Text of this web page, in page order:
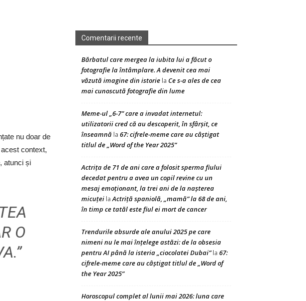
nu doar de
context,
atunci și
O
Comentarii recente
Bărbatul care mergea la iubita lui a făcut o
fotografie la întâmplare. A devenit cea mai
văzută imagine din istorie la Ce s-a ales de cea
mai cunoscută fotografie din lume
Meme-ul „6-7” care a invadat internetul:
utilizatorii cred că au descoperit, în sfârșit, ce
înseamnă la 67: cifrele-meme care au câștigat
titlul de „Word of the Year 2025”
Actrița de 71 de ani care a folosit sperma fiului
decedat pentru a avea un copil revine cu un
mesaj emoționant, la trei ani de la nașterea
micuței laActriță spaniolă, „mamă” la 68 de ani,
în timp ce tatăl este fiul ei mort de cancer
Trendurile absurde ale anului 2025 pe care
nimeni nu le mai înțelege astăzi: de la obsesia
pentru AI până la isteria „ciocolatei Dubai”la 67:
cifrele-meme care au câștigat titlul de „Word of
the Year 2025”
Horoscopul complet al lunii mai 2026: luna care